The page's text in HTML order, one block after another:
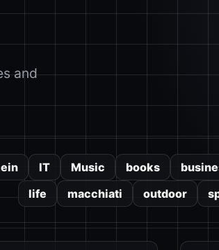
and
IT Music books
life
macchiati outdoor